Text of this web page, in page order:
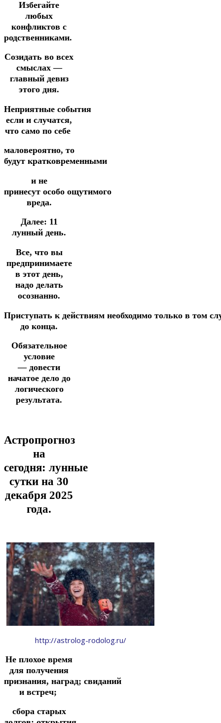
Избегайте
любых
конфликтов с
родственниками.
Созидать во всех
смыслах —
главный девиз
этого дня.
Неприятные события
если и случатся,
что само по себе
маловероятно, то
будут кратковременными
и не
принесут особо ощутимого
вреда.
Далее: 11
лунный день.
Все, что вы
предпринимаете
в этот день,
надо делать
осознанно.
Приступать к действиям необходимо только в том
до конца.
Обязательное
условие
— довести
начатое дело до
логического
результата.
Астропрогноз
на
сегодня: лунные
сутки на 30
декабря 2025
года.
http://astrolog-rodolog.ru/
Не плохое время
для получения
признания, наград; свиданий
и встреч;
сбора старых